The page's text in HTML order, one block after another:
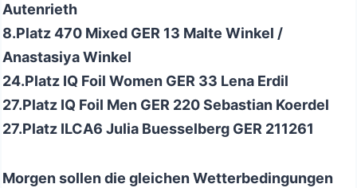
Autenrieth
8.Platz 470 Mixed GER 13 Malte Winkel /
Anastasiya Winkel
24.Platz IQ Foil Women GER 33 Lena Erdil
27.Platz IQ Foil Men GER 220 Sebastian Koerdel
27.Platz ILCA6 Julia Buesselberg GER 211261
Morgen sollen die gleichen Wetterbedingungen